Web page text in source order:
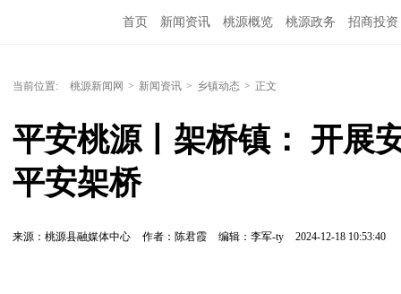
首页 新闻资讯 桃源概览 桃源政务 招商投资
当前位置: 桃源新闻网 > 新闻资讯 > 乡镇动态 > 正文
平安桃源丨架桥镇： 开展
平安架桥
来源：桃源县融媒体中心 作者：陈君霞 编辑：李军-ty 2024-12-18 10:53:40